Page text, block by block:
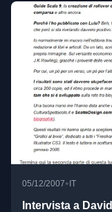
05/12/2007•IT
Intervista a